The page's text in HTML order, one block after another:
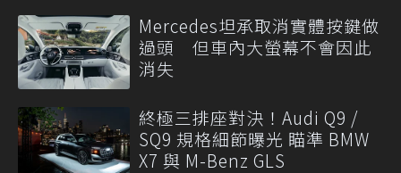
Mercedes坦承取消實體按鍵做
過頭 但車內大螢幕不會因此
消失
終極三排座對決！Audi Q9 /
SQ9 規格細節曝光 瞄準 BMW
X7 與 M-Benz GLS